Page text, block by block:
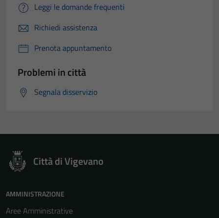
Leggi le domande frequenti
Richiedi assistenza
Prenota appuntamento
Problemi in città
Segnala disservizio
Città di Vigevano
AMMINISTRAZIONE
Aree Amministrative